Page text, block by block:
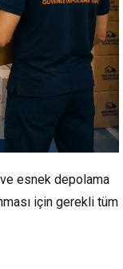
ve esnek depolama
için gerekli tüm